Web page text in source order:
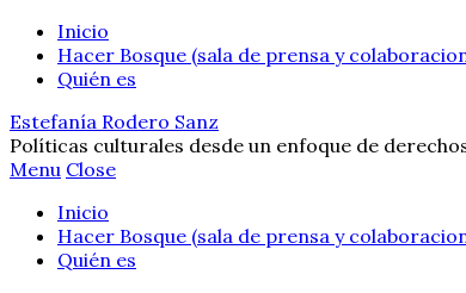
Inicio
Hacer Bosque (sala de prensa y
Quién es
Estefanía Rodero Sanz
Políticas culturales desde un enfoque de
Menu Close
Inicio
Hacer Bosque (sala de prensa y
Quién es